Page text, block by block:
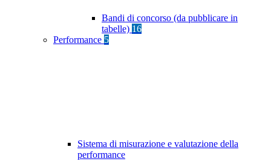
Bandi di concorso (da pubblicare in
tabelle) 16
Performance 5
Sistema di misurazione e valutazione della
performance